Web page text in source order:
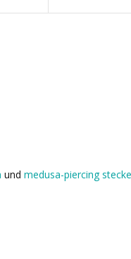
und medusa-piercing